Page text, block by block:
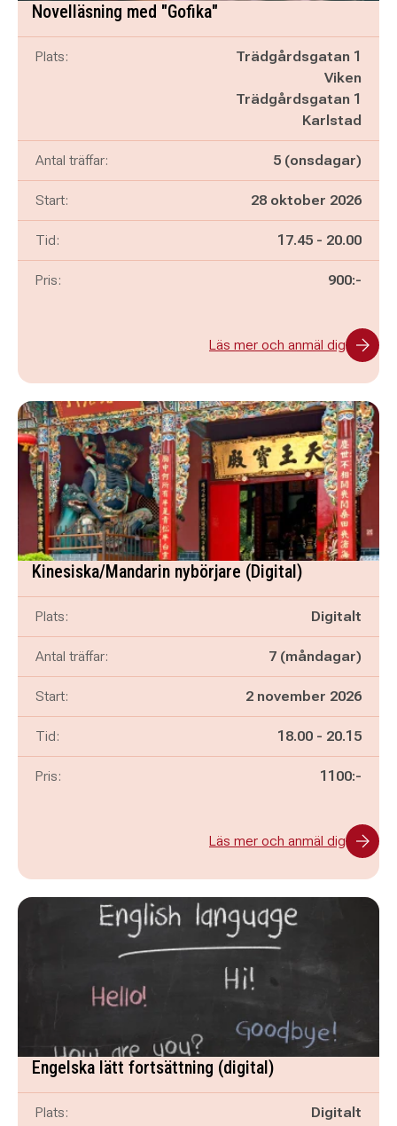
Novelläsning med "Gofika"
Plats:
Trädgårdsgatan 1
Viken
Trädgårdsgatan 1
Karlstad
Antal träffar: 5 (onsdagar)
Start: 28 oktober 2026
Tid: Pågår mellan
17.45 - och
20.00
Pris: 900:-
Läs mer och anmäl dig
Kinesiska/Mandarin nybörjare (Digital)
Plats: Digitalt
Antal träffar: 7 (måndagar)
Start: 2 november 2026
Tid: Pågår mellan
18.00 - och
20.15
Pris: 1100:-
Läs mer och anmäl dig
Engelska lätt fortsättning (digital)
Plats: Digitalt